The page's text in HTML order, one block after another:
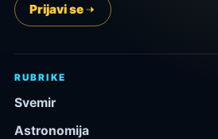
Prijavi se
RUBRIKE
Svemir
Astronomija